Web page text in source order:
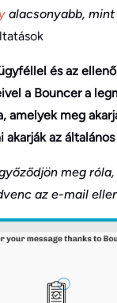
alacsonyabb, mint
és az
a Bouncer a
amelyek meg
akarják az
meg
az e-mail